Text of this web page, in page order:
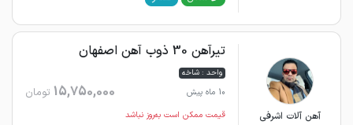
آهن آلات اشرفی
تیرآهن 30 ذوب آهن اصفهان
واحد : شاخه
10 ماه پیش
15,750,000 تومان
قیمت ممکن است به‌روز نباشد